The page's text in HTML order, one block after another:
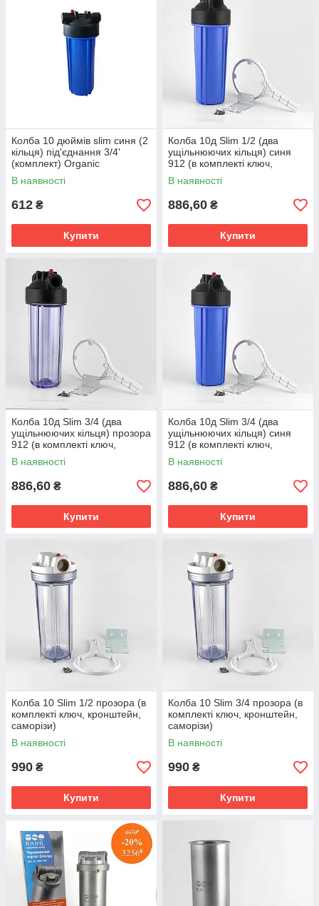
Колба 10 дюймів slim синя (2
кільця) під'єднання 3/4'
(комплект) Organic
В наявності
612 ₴
Купити
Колба 10д Slim 1/2 (два
ущільнюючих кільця) синя
912 (в комплекті ключ,
кронштейн, саморізи)
В наявності
886,60 ₴
Купити
Колба 10д Slim 3/4 (два
ущільнюючих кільця) прозора
912 (в комплекті ключ,
кронштейн, саморізи)
В наявності
886,60 ₴
Купити
Колба 10д Slim 3/4 (два
ущільнюючих кільця) синя
912 (в комплекті ключ,
кронштейн, саморізи)
В наявності
886,60 ₴
Купити
Колба 10 Slim 1/2 прозора (в
комплекті ключ, кронштейн,
саморізи)
В наявності
990 ₴
Купити
Колба 10 Slim 3/4 прозора (в
комплекті ключ, кронштейн,
саморізи)
В наявності
990 ₴
Купити